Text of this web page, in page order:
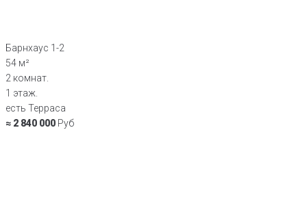
Барнхаус 1-2
54 м²
2 комнат.
1 этаж.
есть Терраса
≈ 2 840 000 Руб